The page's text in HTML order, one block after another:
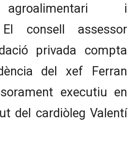
i
El consell assessor
privada compta
del xef Ferran
executiu en
del cardiòleg Valentí